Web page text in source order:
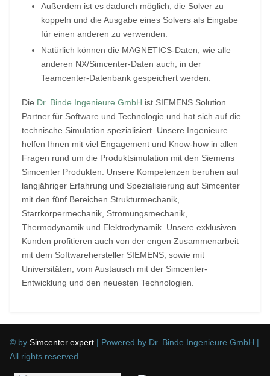
Außerdem ist es dadurch möglich, die Solver zu
koppeln und die Ausgabe eines Solvers als Eingabe
für einen anderen zu verwenden.
Natürlich können die MAGNETICS-Daten, wie alle
anderen NX/Simcenter-Daten auch, in der
Teamcenter-Datenbank gespeichert werden.
Die Dr. Binde Ingenieure GmbH ist SIEMENS Solution
Partner für Software und Technologie und hat sich auf die
technische Simulation spezialisiert. Unsere Ingenieure
helfen Ihnen mit viel Engagement und Know-how in allen
Fragen rund um die Produktsimulation mit den Siemens
Simcenter Produkten. Unsere Kompetenzen beruhen auf
langjähriger Erfahrung und Spezialisierung auf Simcenter
mit den fünf Bereichen Strukturmechanik,
Starrkörpermechanik, Strömungsmechanik,
Thermodynamik und Elektrodynamik. Unsere exklusiven
Kunden profitieren auch von der engen Zusammenarbeit
mit dem Softwarehersteller SIEMENS, sowie mit
Universitäten, vom Austausch mit der Simcenter-
Entwicklung und den neuesten Technologien.
© bySimcenter.expert | Powered by Dr. Binde Ingenieure GmbH |
All rights reserved